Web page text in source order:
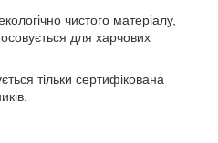
чистого матеріалу,
для харчових
тільки сертифікована